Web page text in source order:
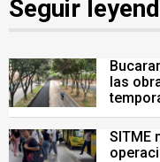
Seguir
las
SITME